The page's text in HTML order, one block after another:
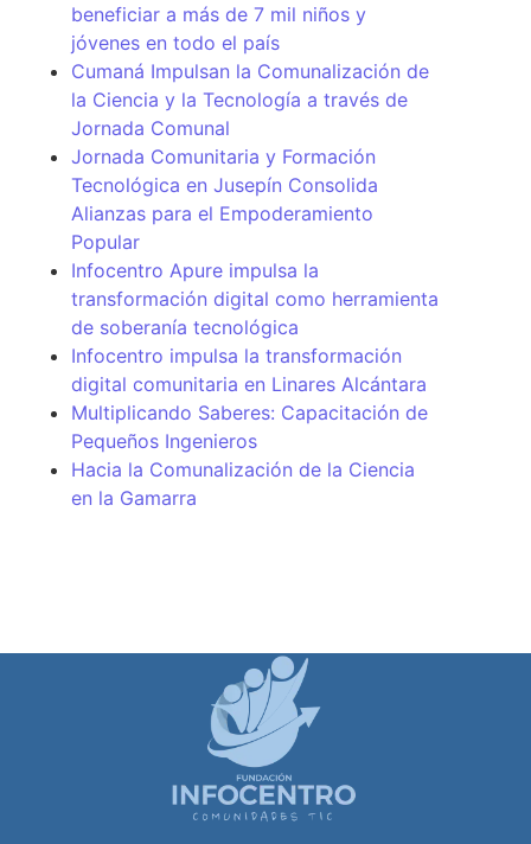
beneficiar a más de 7 mil niños y
jóvenes en todo el país
Cumaná Impulsan la Comunalización de
la Ciencia y la Tecnología a través de
Jornada Comunal
Jornada Comunitaria y Formación
Tecnológica en Jusepín Consolida
Alianzas para el Empoderamiento
Popular
Infocentro Apure impulsa la
transformación digital como herramienta
de soberanía tecnológica
Infocentro impulsa la transformación
digital comunitaria en Linares Alcántara
Multiplicando Saberes: Capacitación de
Pequeños Ingenieros
Hacia la Comunalización de la Ciencia
en la Gamarra